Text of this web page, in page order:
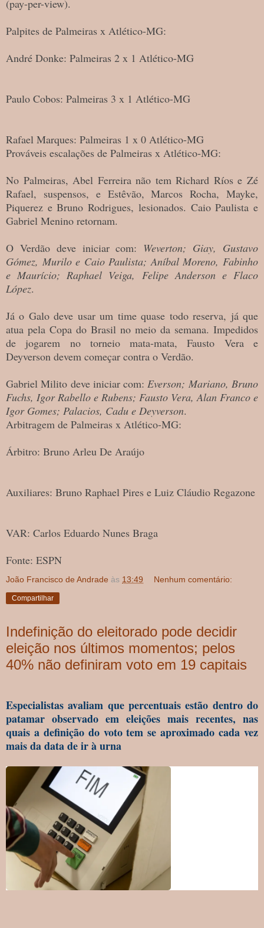
(pay-per-view).
Palpites de Palmeiras x Atlético-MG:
André Donke: Palmeiras 2 x 1 Atlético-MG
Paulo Cobos: Palmeiras 3 x 1 Atlético-MG
Rafael Marques: Palmeiras 1 x 0 Atlético-MG
Prováveis escalações de Palmeiras x Atlético-MG:
No Palmeiras, Abel Ferreira não tem Richard Ríos e Zé
Rafael, suspensos, e Estêvão, Marcos Rocha, Mayke,
Piquerez e Bruno Rodrigues, lesionados. Caio Paulista e
Gabriel Menino retornam.
O Verdão deve iniciar com: Weverton; Giay, Gustavo
Gómez, Murilo e Caio Paulista; Aníbal Moreno, Fabinho
e Maurício; Raphael Veiga, Felipe Anderson e Flaco
López.
Já o Galo deve usar um time quase todo reserva, já que
atua pela Copa do Brasil no meio da semana. Impedidos
de jogarem no torneio mata-mata, Fausto Vera e
Deyverson devem começar contra o Verdão.
Gabriel Milito deve iniciar com: Everson; Mariano, Bruno
Fuchs, Igor Rabello e Rubens; Fausto Vera, Alan Franco e
Igor Gomes; Palacios, Cadu e Deyverson.
Arbitragem de Palmeiras x Atlético-MG:
Árbitro: Bruno Arleu De Araújo
Auxiliares: Bruno Raphael Pires e Luiz Cláudio Regazone
VAR: Carlos Eduardo Nunes Braga
Fonte: ESPN
João Francisco de Andrade às 13:49 Nenhum comentário:
Compartilhar
Indefinição do eleitorado pode decidir
eleição nos últimos momentos; pelos
40% não definiram voto em 19 capitais
Especialistas avaliam que percentuais estão dentro do
patamar observado em eleições mais recentes, nas
quais a definição do voto tem se aproximado cada vez
mais da data de ir à urna